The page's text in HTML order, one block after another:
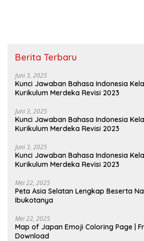
Berita Terbaru
Juni 3, 2025
Kunci Jawaban Bahasa Indonesia
Kurikulum Merdeka Revisi 2023
Juni 3, 2025
Kunci Jawaban Bahasa Indonesia
Kurikulum Merdeka Revisi 2023
Juni 3, 2025
Kunci Jawaban Bahasa Indonesia
Kurikulum Merdeka Revisi 2023
Mei 22, 2025
Peta Asia Selatan Lengkap Beserta
Ibukotanya
Mei 22, 2025
Map of Japan Emoji Coloring Page |
Download